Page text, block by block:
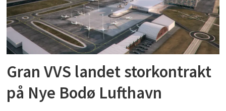
Gran VVS landet storkontrakt
på Nye Bodø Lufthavn